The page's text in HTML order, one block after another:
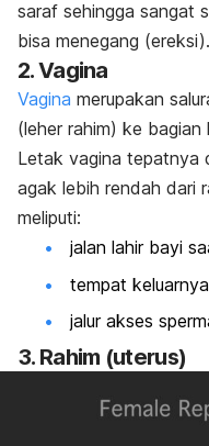
saraf sehingga sangat
bisa menegang (ereksi).
2. Vagina
Vagina merupakan
(leher rahim) ke bagian
Letak vagina tepatnya
agak lebih rendah dari
meliputi:
jalan lahir bayi
tempat
jalur akses
3. Rahim (uterus)